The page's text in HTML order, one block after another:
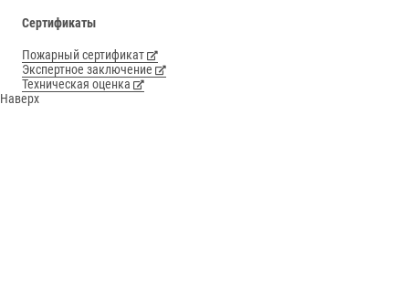
Сертификаты
Пожарный сертификат
Экспертное заключение
Техническая оценка
Наверх